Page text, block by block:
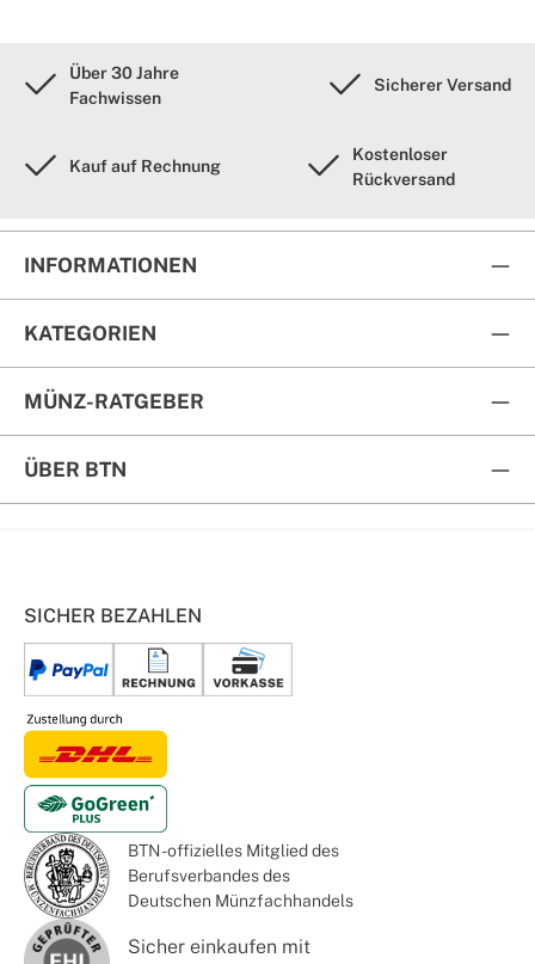
Über 30 Jahre
Fachwissen
Sicherer Versand
Kauf auf Rechnung
Kostenloser
Rückversand
INFORMATIONEN
KATEGORIEN
MÜNZ-RATGEBER
ÜBER BTN
SICHER BEZAHLEN
BTN - offizielles Mitglied des
Berufsverbandes des
Deutschen Münzfachhandels
Sicher einkaufen mit